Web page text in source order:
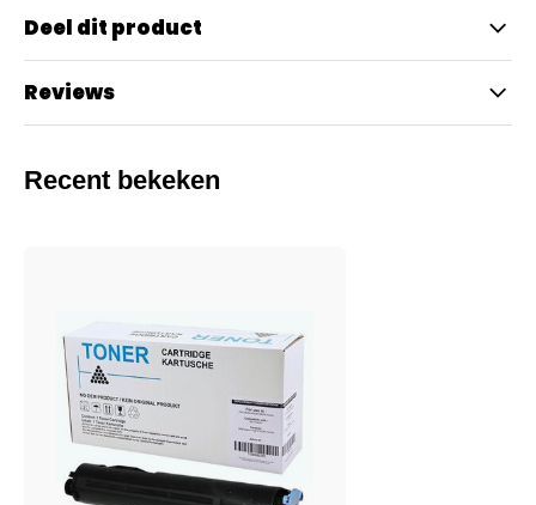
Deel dit product
Reviews
Recent bekeken